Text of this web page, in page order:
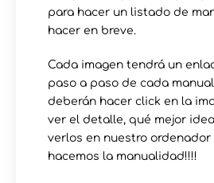
para hacer un listado de
hacer en breve.
Cada imagen tendrá un
paso a paso de cada
deberán hacer click en la
ver el detalle, qué mejor
verlos en nuestro ordenador
hacemos la manualidad!!!!